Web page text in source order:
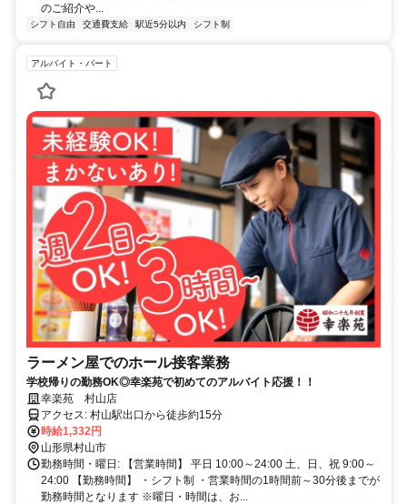
のご紹介や...
シフト自由 交通費支給 駅近5分以内 シフト制
アルバイト・パート
ラーメン屋でのホール接客業務
学校帰りの勤務OK◎幸楽苑で初めてのアルバイト応援！！
幸楽苑 村山店
アクセス: 村山駅出口から徒歩約15分
時給1,332円
山形県村山市
勤務時間・曜日: 【営業時間】 平日 10:00～24:00 土、日、祝 9:00～
24:00 【勤務時間】 ・シフト制 ・営業時間の1時間前～30分後までが
勤務時間となります ※曜日・時間は、お...